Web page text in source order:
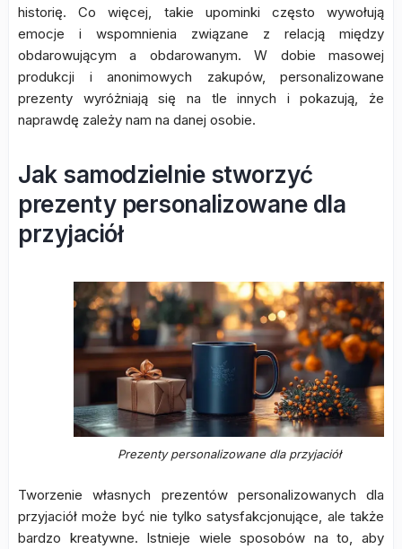
historię. Co więcej, takie upominki często wywołują
emocje i wspomnienia związane z relacją między
obdarowującym a obdarowanym. W dobie masowej
produkcji i anonimowych zakupów, personalizowane
prezenty wyróżniają się na tle innych i pokazują, że
naprawdę zależy nam na danej osobie.
Jak samodzielnie stworzyć
prezenty personalizowane dla
przyjaciół
Prezenty personalizowane dla przyjaciół
Tworzenie własnych prezentów personalizowanych dla
przyjaciół może być nie tylko satysfakcjonujące, ale także
bardzo kreatywne. Istnieje wiele sposobów na to, aby